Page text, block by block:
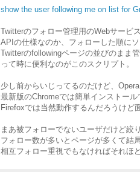
show the user following me on list for
Twitterのフォロー管理用のWebサービ
APIの仕様なのか、フォローした順にソ
Twitterのfollowingページの並びのまま管
って時に便利なのがこのスクリプト。
少し前からいじってるのだけど、
最新版のChromeでは簡単インストール
Firefoxでは当然動作するんだろうけど
まあ被フォローでないユーザだけど絞
フォロー数が多いとページが多くて結
相互フォロー重視でもなければそれほ